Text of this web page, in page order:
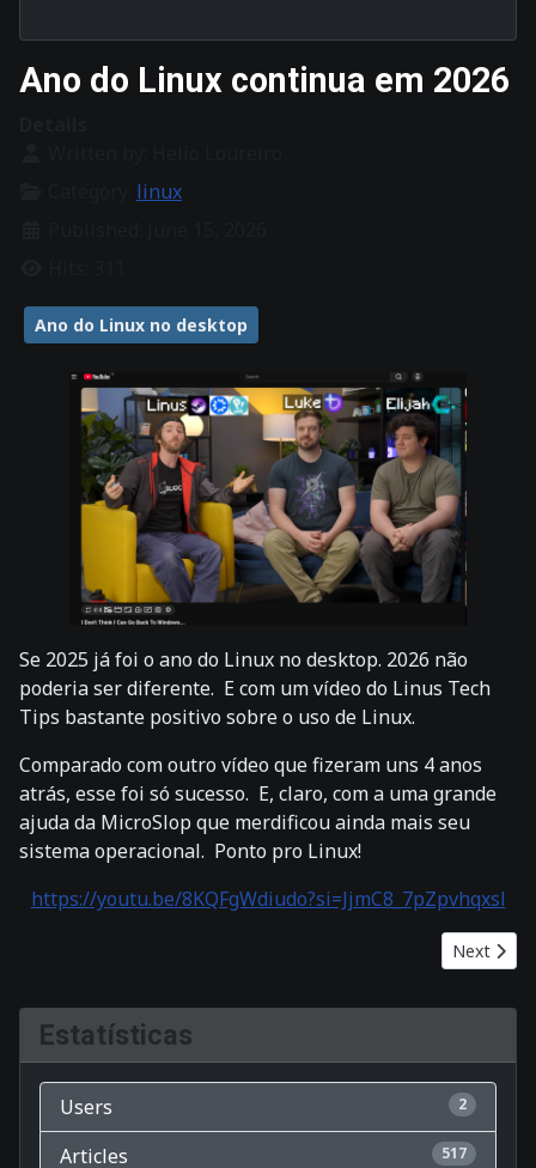
Ano do Linux continua em 2026
linux
Ano do Linux no desktop
Se 2025 já foi o ano do Linux no desktop. 2026 não
poderia ser diferente. E com um vídeo do Linus Tech
Tips bastante positivo sobre o uso de Linux.
Comparado com outro vídeo que fizeram uns 4 anos
atrás, esse foi só sucesso. E, claro, com a uma grande
ajuda da MicroSlop que merdificou ainda mais seu
sistema operacional. Ponto pro Linux!
https://youtu.be/8KQFgWdiudo?si=JjmC8_7pZpvhqxsl
Next
Next
Estatísticas
Users 2
Articles 517